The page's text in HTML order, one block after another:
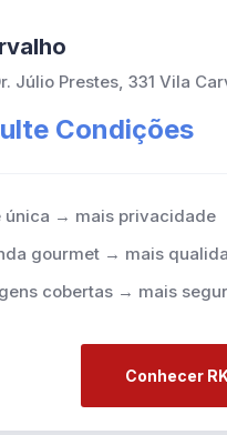
Júlio Prestes, 331 Vila
Condições
única → mais privacidade
gourmet → mais
cobertas → mais
Conhecer